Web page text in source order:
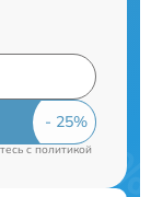
cполитикой